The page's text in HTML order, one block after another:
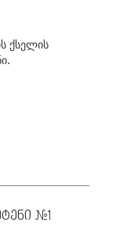
ქსელის
#1